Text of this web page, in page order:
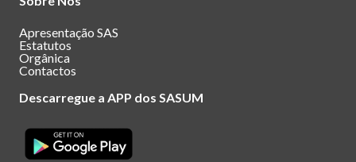
Apresentação SAS
Estatutos
Orgânica
Contactos
Descarregue a APP dos SASUM